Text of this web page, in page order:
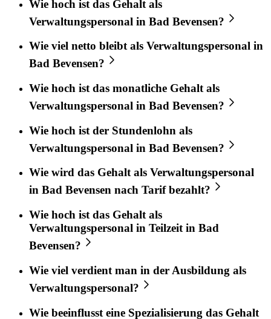
Wie hoch ist das Gehalt als
Verwaltungspersonal in Bad Bevensen?
Wie viel netto bleibt als Verwaltungspersonal in
Bad Bevensen?
Wie hoch ist das monatliche Gehalt als
Verwaltungspersonal in Bad Bevensen?
Wie hoch ist der Stundenlohn als
Verwaltungspersonal in Bad Bevensen?
Wie wird das Gehalt als Verwaltungspersonal
in Bad Bevensen nach Tarif bezahlt?
Wie hoch ist das Gehalt als
Verwaltungspersonal in Teilzeit in Bad
Bevensen?
Wie viel verdient man in der Ausbildung als
Verwaltungspersonal?
Wie beeinflusst eine Spezialisierung das Gehalt